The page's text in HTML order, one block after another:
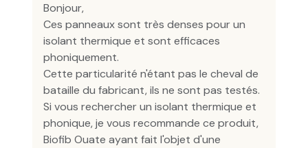
Bonjour,
Ces panneaux sont très denses pour un
isolant thermique et sont efficaces
phoniquement.
Cette particularité n'étant pas le cheval de
bataille du fabricant, ils ne sont pas testés.
Si vous rechercher un isolant thermique et
phonique, je vous recommande ce produit,
Biofib Ouate ayant fait l'objet d'une